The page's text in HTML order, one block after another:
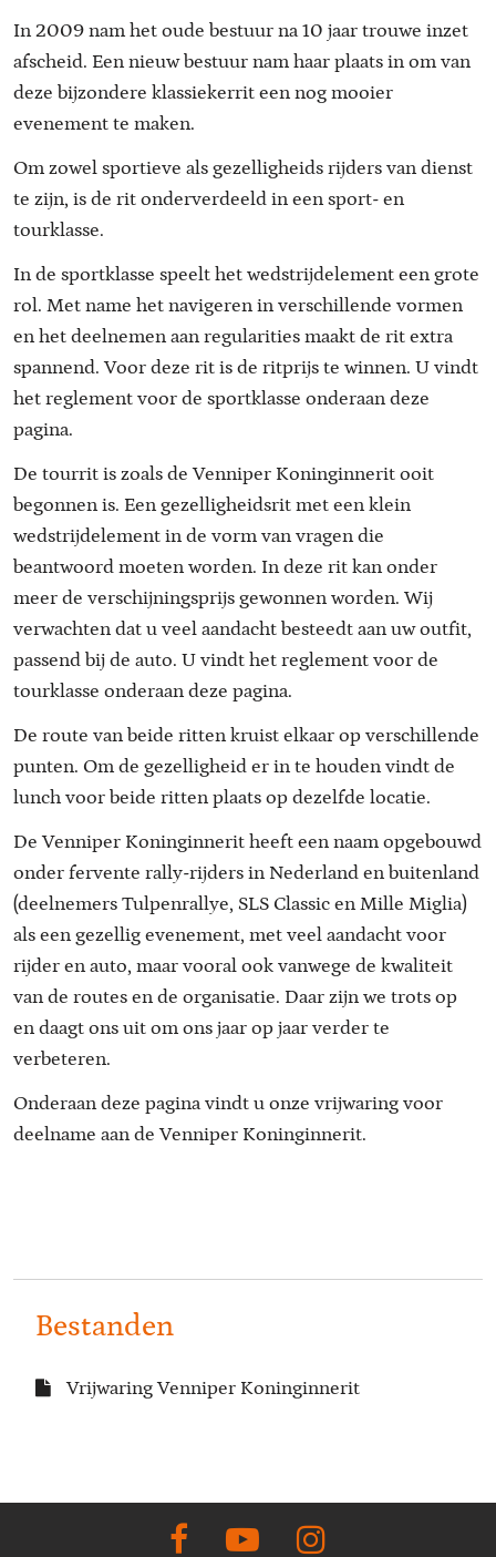
In 2009 nam het oude bestuur na 10 jaar trouwe inzet
afscheid. Een nieuw bestuur nam haar plaats in om van
deze bijzondere klassiekerrit een nog mooier
evenement te maken.
Om zowel sportieve als gezelligheids rijders van dienst
te zijn, is de rit onderverdeeld in een sport- en
tourklasse.
In de sportklasse speelt het wedstrijdelement een grote
rol. Met name het navigeren in verschillende vormen
en het deelnemen aan regularities maakt de rit extra
spannend. Voor deze rit is de ritprijs te winnen. U vindt
het reglement voor de sportklasse onderaan deze
pagina.
De tourrit is zoals de Venniper Koninginnerit ooit
begonnen is. Een gezelligheidsrit met een klein
wedstrijdelement in de vorm van vragen die
beantwoord moeten worden. In deze rit kan onder
meer de verschijningsprijs gewonnen worden. Wij
verwachten dat u veel aandacht besteedt aan uw outfit,
passend bij de auto. U vindt het reglement voor de
tourklasse onderaan deze pagina.
De route van beide ritten kruist elkaar op verschillende
punten. Om de gezelligheid er in te houden vindt de
lunch voor beide ritten plaats op dezelfde locatie.
De Venniper Koninginnerit heeft een naam opgebouwd
onder fervente rally-rijders in Nederland en buitenland
(deelnemers Tulpenrallye, SLS Classic en Mille Miglia)
als een gezellig evenement, met veel aandacht voor
rijder en auto, maar vooral ook vanwege de kwaliteit
van de routes en de organisatie. Daar zijn we trots op
en daagt ons uit om ons jaar op jaar verder te
verbeteren.
Onderaan deze pagina vindt u onze vrijwaring voor
deelname aan de Venniper Koninginnerit.
Bestanden
Vrijwaring Venniper Koninginnerit